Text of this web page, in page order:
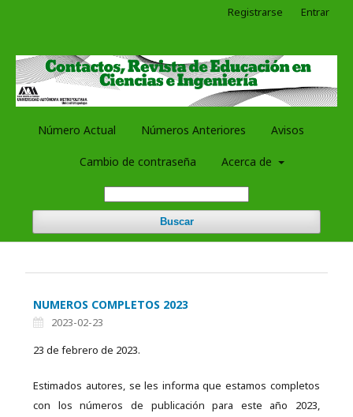
Número Actual Números Anteriores Avisos
Cambio de contraseña Acerca de
Buscar
Registrarse Entrar
NUMEROS COMPLETOS 2023
2023-02-23
23 de febrero de 2023.
Estimados autores, se les informa que estamos completos
con los números de publicación para este año 2023,